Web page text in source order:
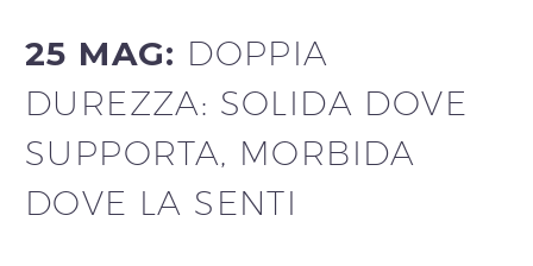
25 MAG: DOPPIA
DUREZZA: SOLIDA DOVE
SUPPORTA, MORBIDA
DOVE LA SENTI